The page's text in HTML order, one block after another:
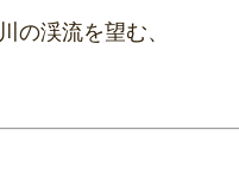
の渓流を望む、